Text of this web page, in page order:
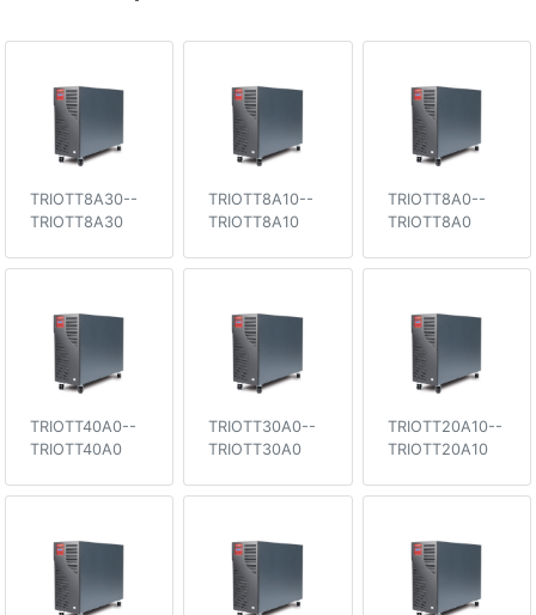
TRIOTT8A30--
TRIOTT8A30
TRIOTT8A10--
TRIOTT8A10
TRIOTT8A0--
TRIOTT8A0
TRIOTT40A0--
TRIOTT40A0
TRIOTT30A0--
TRIOTT30A0
TRIOTT20A10--
TRIOTT20A10